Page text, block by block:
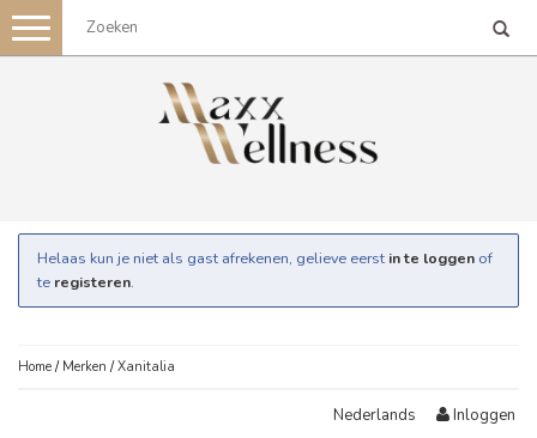
Toggle
navigation
Helaas kun je niet als gast afrekenen, gelieve eerst in te loggen of
te registeren.
Home / Merken /Xanitalia
Nederlands Inloggen